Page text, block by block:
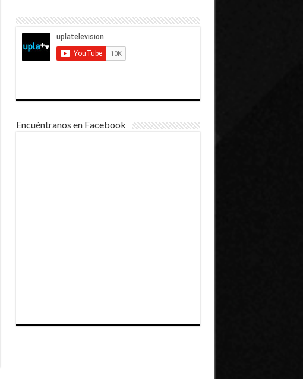
Encuéntranos en Facebook